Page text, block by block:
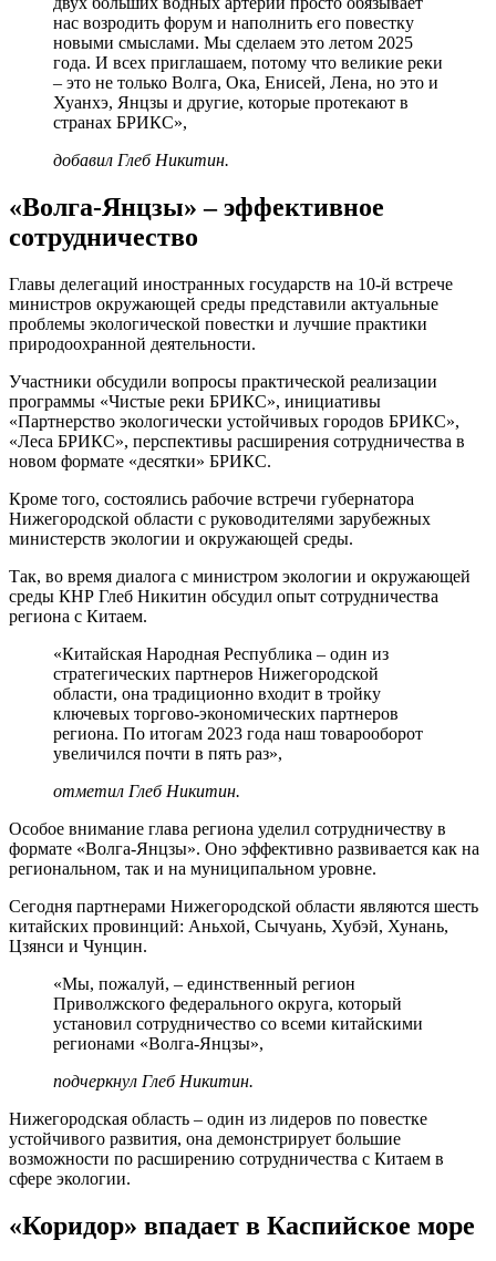
нас возродить форум и наполнить его повестку
новыми смыслами. Мы сделаем это летом 2025
года. И всех приглашаем, потому что великие реки
– это не только Волга, Ока, Енисей, Лена, но это и
Хуанхэ, Янцзы и другие, которые протекают в
странах БРИКС»,
добавил Глеб Никитин.
«Волга-Янцзы» – эффективное
сотрудничество
Главы делегаций иностранных государств на 10-й встрече
министров окружающей среды представили актуальные
проблемы экологической повестки и лучшие практики
природоохранной деятельности.
Участники обсудили вопросы практической реализации
программы «Чистые реки БРИКС», инициативы
«Партнерство экологически устойчивых городов БРИКС»,
«Леса БРИКС», перспективы расширения сотрудничества в
новом формате «десятки» БРИКС.
Кроме того, состоялись рабочие встречи губернатора
Нижегородской области с руководителями зарубежных
министерств экологии и окружающей среды.
Так, во время диалога с министром экологии и окружающей
среды КНР Глеб Никитин обсудил опыт сотрудничества
региона с Китаем.
«Китайская Народная Республика – один из
стратегических партнеров Нижегородской
области, она традиционно входит в тройку
ключевых торгово-экономических партнеров
региона. По итогам 2023 года наш товарооборот
увеличился почти в пять раз»,
отметил Глеб Никитин.
Особое внимание глава региона уделил сотрудничеству в
формате «Волга-Янцзы». Оно эффективно развивается как на
региональном, так и на муниципальном уровне.
Сегодня партнерами Нижегородской области являются шесть
китайских провинций: Аньхой, Сычуань, Хубэй, Хунань,
Цзянси и Чунцин.
«Мы, пожалуй, – единственный регион
Приволжского федерального округа, который
установил сотрудничество со всеми китайскими
регионами «Волга-Янцзы»,
подчеркнул Глеб Никитин.
Нижегородская область – один из лидеров по повестке
устойчивого развития, она демонстрирует большие
возможности по расширению сотрудничества с Китаем в
сфере экологии.
«Коридор» впадает в Каспийское море